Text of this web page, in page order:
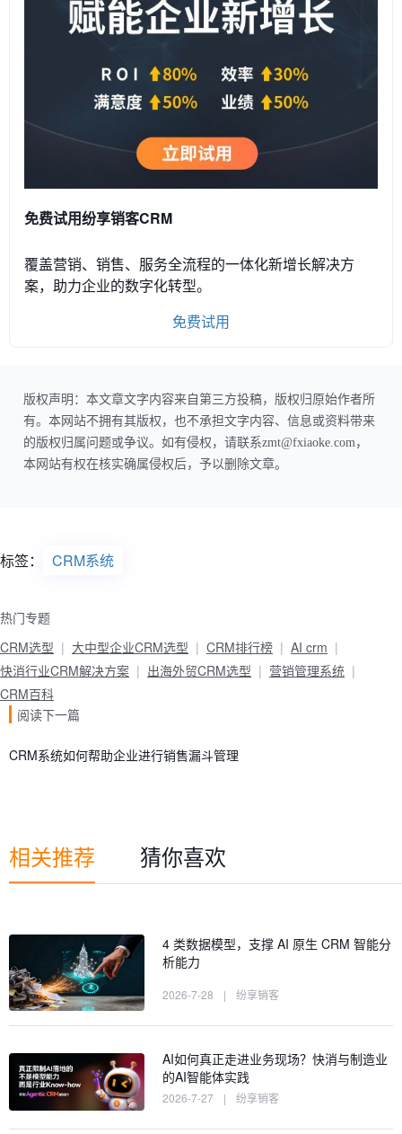
免费试用纷享销客CRM
覆盖营销、销售、服务全流程的一体化新增长解决方
案，助力企业的数字化转型。
免费试用
版权声明：本文章文字内容来自第三方投稿，版权归原始作者所
有。本网站不拥有其版权，也不承担文字内容、信息或资料带来
的版权归属问题或争议。如有侵权，请联系zmt@fxiaoke.com，
本网站有权在核实确属侵权后，予以删除文章。
标签： CRM系统
热门专题
CRM选型
大中型企业CRM选型 CRM排行榜
AI crm
快消行业CRM解决方案
出海外贸CRM选型
营销管理系统
CRM百科
阅读下一篇
CRM系统如何帮助企业进行销售漏斗管理
相关推荐 猜你喜欢
4 类数据模型，支撑 AI 原生 CRM 智能分
析能力
2026-7-28 | 纷享销客
AI如何真正走进业务现场？快消与制造业
的AI智能体实践
2026-7-27 | 纷享销客